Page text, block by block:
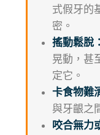
式假牙的
密。
搖動鬆脫：
晃動，甚
定它。
卡食物難
與牙齦之
咬合無力